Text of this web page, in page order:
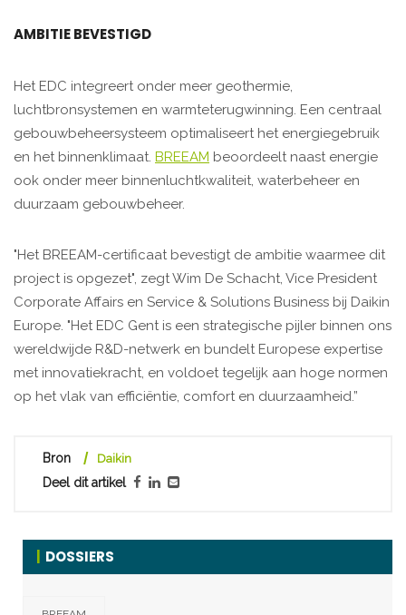
AMBITIE BEVESTIGD
Het EDC integreert onder meer geothermie,
luchtbronsystemen en warmteterugwinning. Een centraal
gebouwbeheersysteem optimaliseert het energiegebruik
en het binnenklimaat. BREEAM beoordeelt naast energie
ook onder meer binnenluchtkwaliteit, waterbeheer en
duurzaam gebouwbeheer.
"Het BREEAM-certificaat bevestigt de ambitie waarmee dit
project is opgezet", zegt Wim De Schacht, Vice President
Corporate Affairs en Service & Solutions Business bij Daikin
Europe. "Het EDC Gent is een strategische pijler binnen ons
wereldwijde R&D-netwerk en bundelt Europese expertise
met innovatiekracht, en voldoet tegelijk aan hoge normen
op het vlak van efficiëntie, comfort en duurzaamheid.”
Bron Daikin
Deel dit artikel
DOSSIERS